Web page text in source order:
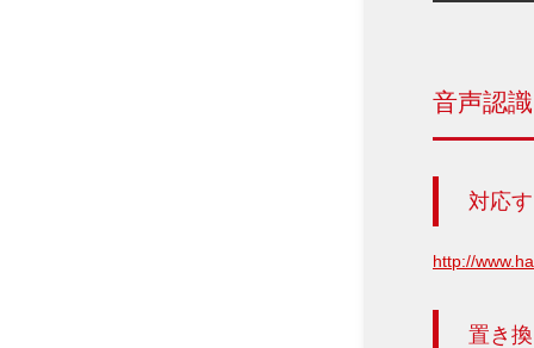
音声認
対応
http://
置き